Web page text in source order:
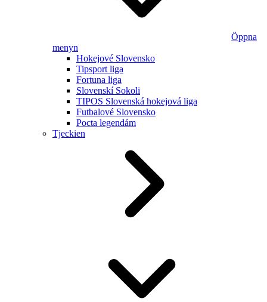
Öppna
menyn
Hokejové Slovensko
Tipsport liga
Fortuna liga
Slovenskí Sokoli
TIPOS Slovenská hokejová liga
Futbalové Slovensko
Pocta legendám
Tjeckien